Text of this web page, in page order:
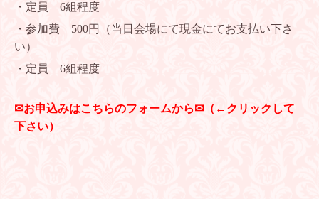
・定員 6組程度
・参加費 500円（当日会場にて現金にてお支払い下さ
い）
・定員 6組程度
✉お申込みはこちらのフォームから✉ （←クリックして
下さい）